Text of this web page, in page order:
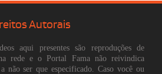
Autorais
aqui presentes são reproduções de
rede e o Portal Fama não reivindica
não ser que especificado. Caso você ou